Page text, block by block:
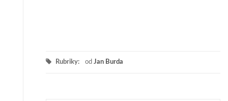
Rubriky: od Jan Burda